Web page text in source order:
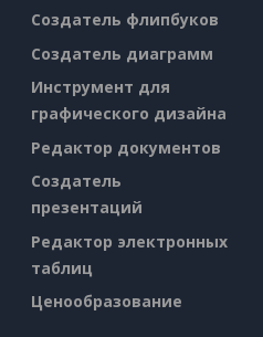
Создатель флипбуков
Создатель диаграмм
Инструмент для
графического дизайна
Редактор документов
Создатель
презентаций
Редактор электронных
таблиц
Ценообразование